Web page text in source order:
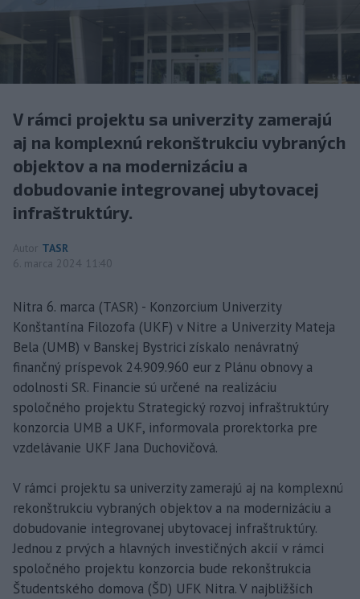
V rámci projektu sa univerzity zamerajú
aj na komplexnú rekonštrukciu vybraných
objektov a na modernizáciu a
dobudovanie integrovanej ubytovacej
infraštruktúry.
Autor TASR
6. marca 2024 11:40
Nitra 6. marca (TASR) - Konzorcium Univerzity
Konštantína Filozofa (UKF) v Nitre a Univerzity Mateja
Bela (UMB) v Banskej Bystrici získalo nenávratný
finančný príspevok 24.909.960 eur z Plánu obnovy a
odolnosti SR. Financie sú určené na realizáciu
spoločného projektu Strategický rozvoj infraštruktúry
konzorcia UMB a UKF, informovala prorektorka pre
vzdelávanie UKF Jana Duchovičová.
V rámci projektu sa univerzity zamerajú aj na komplexnú
rekonštrukciu vybraných objektov a na modernizáciu a
dobudovanie integrovanej ubytovacej infraštruktúry.
Jednou z prvých a hlavných investičných akcií v rámci
spoločného projektu konzorcia bude rekonštrukcia
Študentského domova (ŠD) UFK Nitra. V najbližších